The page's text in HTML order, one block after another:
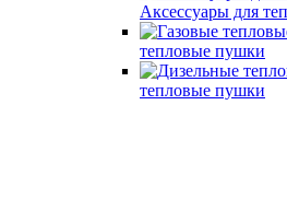
Аксессуары для
тепловые пушки
тепловые пушки